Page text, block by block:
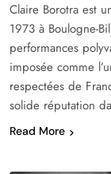
Claire Borotra est
1973 à Boulogne-
performances
imposée comme
respectées de
solide réputation
Read More